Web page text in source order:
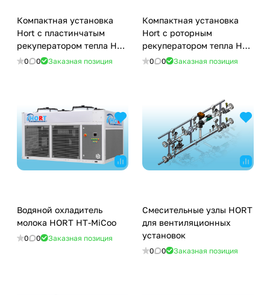
Компактная установка
Hort с пластинчатым
рекуператором тепла HT
STIL-P
0 0 Заказная позиция
Компактная установка
Hort с роторным
рекуператором тепла HT
STIL-R
0 0 Заказная позиция
Водяной охладитель
молока HORT HT-MiCoo
0 0 Заказная позиция
Смесительные узлы HORT
для вентиляционных
установок
0 0 Заказная позиция